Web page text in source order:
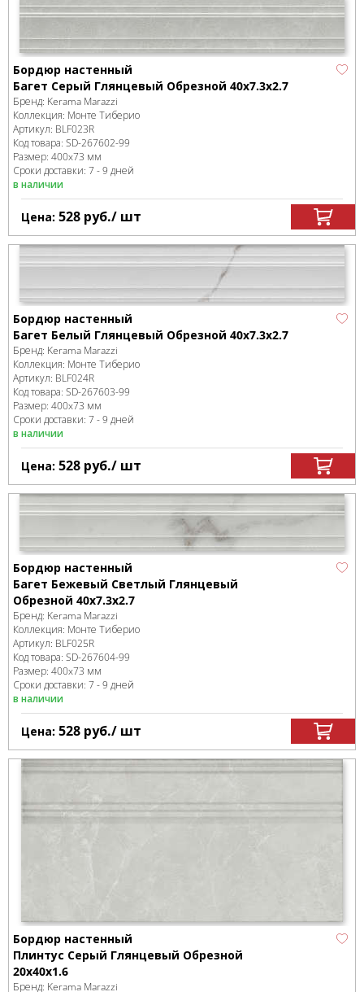
Бордюр настенный
Багет Серый Глянцевый Обрезной 40x7.3x2.7
Бренд: Kerama Marazzi
Коллекция: Монте Тиберио
Артикул: BLF023R
Код товара: SD-267602-99
Размер: 400x73 мм
Сроки доставки: 7 - 9 дней
в наличии
Цена: 528 руб./ шт
Бордюр настенный
Багет Белый Глянцевый Обрезной 40x7.3x2.7
Бренд: Kerama Marazzi
Коллекция: Монте Тиберио
Артикул: BLF024R
Код товара: SD-267603-99
Размер: 400x73 мм
Сроки доставки: 7 - 9 дней
в наличии
Цена: 528 руб./ шт
Бордюр настенный
Багет Бежевый Светлый Глянцевый
Обрезной 40x7.3x2.7
Бренд: Kerama Marazzi
Коллекция: Монте Тиберио
Артикул: BLF025R
Код товара: SD-267604-99
Размер: 400x73 мм
Сроки доставки: 7 - 9 дней
в наличии
Цена: 528 руб./ шт
Бордюр настенный
Плинтус Серый Глянцевый Обрезной
20x40x1.6
Бренд: Kerama Marazzi